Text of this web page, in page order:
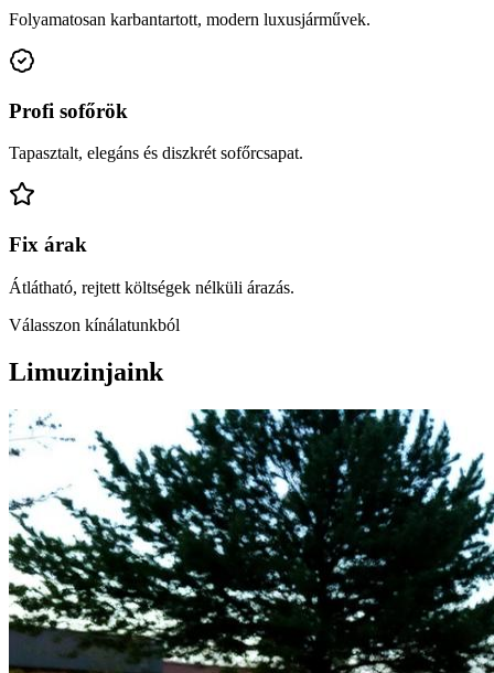
Folyamatosan karbantartott, modern luxusjárművek.
Profi sofőrök
Tapasztalt, elegáns és diszkrét sofőrcsapat.
Fix árak
Átlátható, rejtett költségek nélküli árazás.
Válasszon kínálatunkból
Limuzinjaink